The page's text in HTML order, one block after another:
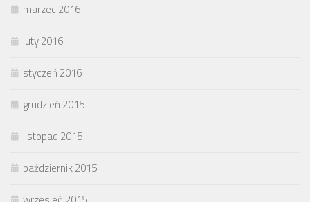
marzec 2016
luty 2016
styczeń 2016
grudzień 2015
listopad 2015
październik 2015